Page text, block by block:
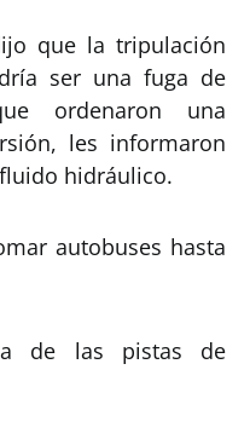
que la tripulación
ser una fuga de
ordenaron una
les informaron
hidráulico.
autobuses hasta
de las pistas de